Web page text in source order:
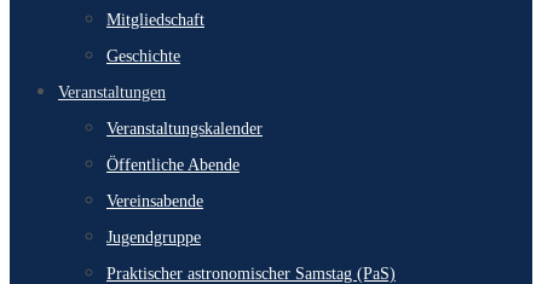
Mitgliedschaft
Geschichte
Veranstaltungen
Veranstaltungskalender
Öffentliche Abende
Vereinsabende
Jugendgruppe
Praktischer astronomischer Samstag (PaS)